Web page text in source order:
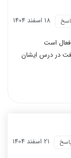
18 اسفند 1404
فعال است
در درس ایشان
21 اسفند 1404